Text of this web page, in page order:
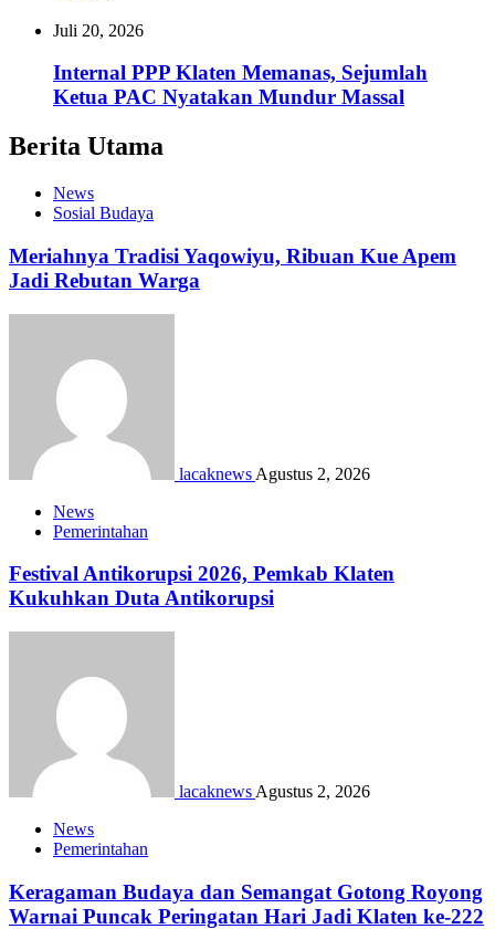
Juli 20, 2026
Internal PPP Klaten Memanas, Sejumlah
Ketua PAC Nyatakan Mundur Massal
Berita Utama
News
Sosial Budaya
Meriahnya Tradisi Yaqowiyu, Ribuan Kue Apem
Jadi Rebutan Warga
lacaknews Agustus 2, 2026
News
Pemerintahan
Festival Antikorupsi 2026, Pemkab Klaten
Kukuhkan Duta Antikorupsi
lacaknews Agustus 2, 2026
News
Pemerintahan
Keragaman Budaya dan Semangat Gotong Royong
Warnai Puncak Peringatan Hari Jadi Klaten ke-222